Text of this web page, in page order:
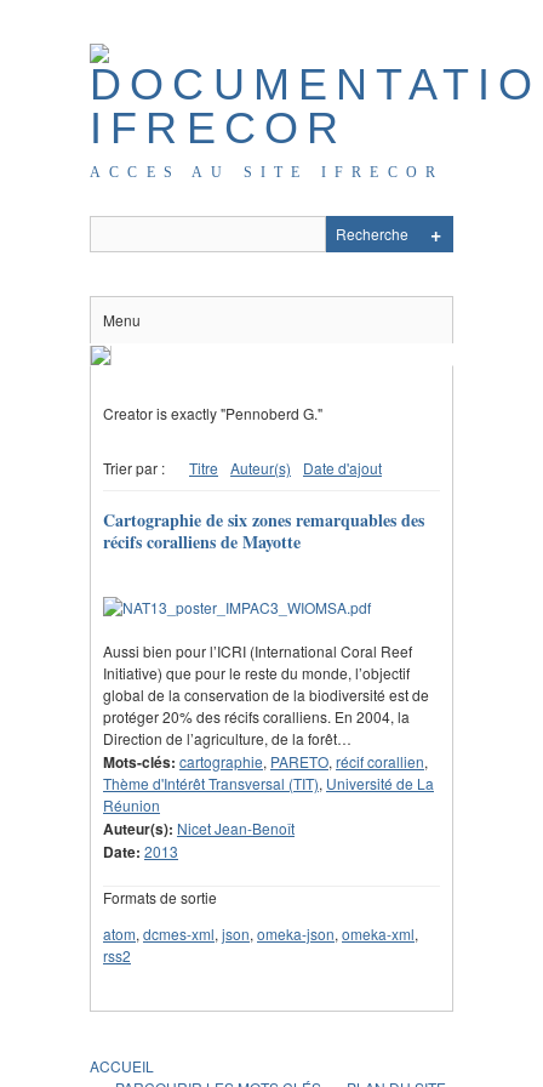
ACCES AU SITE IFRECOR
Menu
Creator is exactly "Pennoberd G."
Trier par : Titre Auteur(s) Date d'ajout
Cartographie de six zones remarquables des
récifs coralliens de Mayotte
Aussi bien pour l’ICRI (International Coral Reef
Initiative) que pour le reste du monde, l’objectif
global de la conservation de la biodiversité est de
protéger 20% des récifs coralliens. En 2004, la
Direction de l’agriculture, de la forêt…
Mots-clés: cartographie, PARETO, récif corallien,
Thème d'Intérêt Transversal (TIT), Université de La
Réunion
Auteur(s): Nicet Jean-Benoît
Date: 2013
Formats de sortie
atom, dcmes-xml, json, omeka-json, omeka-xml,
rss2
ACCUEIL